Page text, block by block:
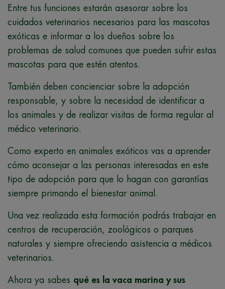
Entre tus funciones estarán asesorar sobre los
cuidados veterinarios necesarios para las mascotas
exóticas e informar a los dueños sobre los
problemas de salud comunes que pueden sufrir estas
mascotas para que estén atentos.
También deben concienciar sobre la adopción
responsable, y sobre la necesidad de identificar a
los animales y de realizar visitas de forma regular al
médico veterinario.
Como experto en animales exóticos vas a aprender
cómo aconsejar a las personas interesadas en este
tipo de adopción para que lo hagan con garantías
siempre primando el bienestar animal.
Una vez realizada esta formación podrás trabajar en
centros de recuperación, zoológicos o parques
naturales y siempre ofreciendo asistencia a médicos
veterinarios.
Ahora ya sabes qué es la vaca marina y sus